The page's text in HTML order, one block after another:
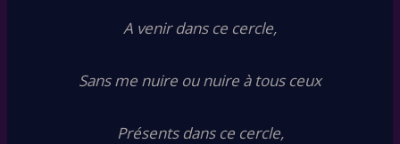
A venir dans ce cercle,
Sans me nuire ou nuire à tous ceux
Présents dans ce cercle,